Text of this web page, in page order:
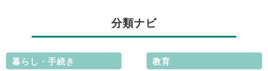
分類ナビ
暮らし・手続き 教育